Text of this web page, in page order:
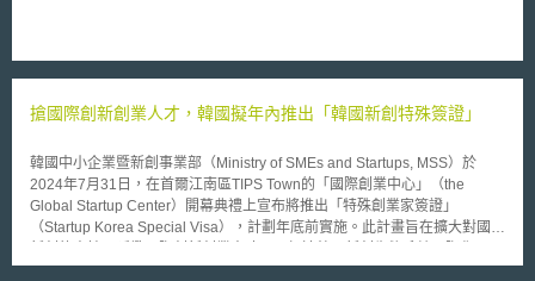
（如隱私與安全）之考量應可平衡，使數位身分之使用可被信賴； 良好監
一致並可配合政府對於數位管制之整體策略。
搶國際創新創業人才，韓國擬年內推出「韓國新創特殊簽證」
韓國中小企業暨新創事業部（Ministry of SMEs and Startups, MSS）於
2024年7月31日，在首爾江南區TIPS Town的「國際創業中心」（the
Global Startup Center）開幕典禮上宣布將推出「特殊創業家簽證」
（Startup Korea Special Visa），計劃年底前實施。此計畫旨在擴大對國際
中小企業暨新創事業部部長指出，將與法務部（Ministry of Justice）跨部會